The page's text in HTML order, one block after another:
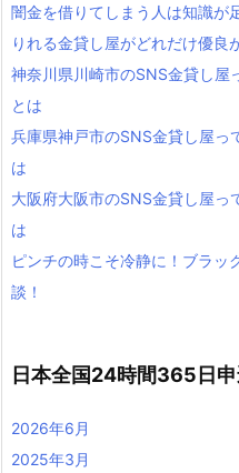
闇金を借りてしまう人は知識が
りれる金貸し屋がどれだけ優良
神奈川県川崎市のSNS金貸し屋
とは
兵庫県神戸市のSNS金貸し屋っ
は
大阪府大阪市のSNS金貸し屋っ
は
ピンチの時こそ冷静に！ブラッ
談！
日本全国24時間365日申
2026年6月
2025年3月